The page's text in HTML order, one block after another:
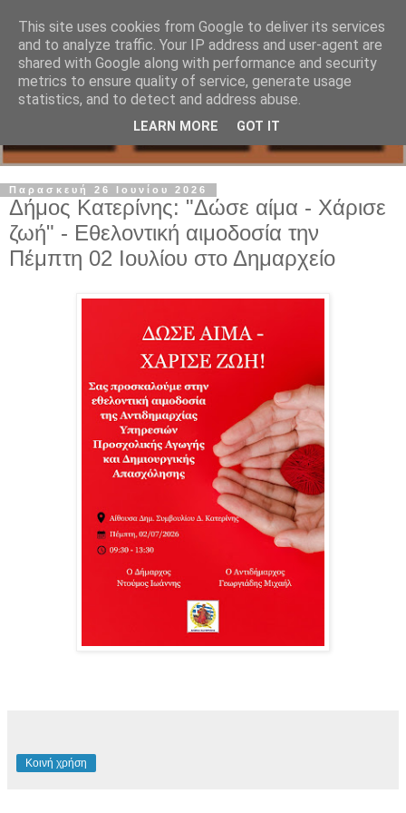
Παρασκευή 26 Ιουνίου 2026
Δήμος Κατερίνης: "Δώσε αίμα - Χάρισε
ζωή" - Εθελοντική αιμοδοσία την
Πέμπτη 02 Ιουλίου στο Δημαρχείο
Κοινή χρήση
This site uses cookies from Google to deliver its services
and to analyze traffic. Your IP address and user-agent are
shared with Google along with performance and security
metrics to ensure quality of service, generate usage
statistics, and to detect and address abuse.
LEARN MORE GOT IT